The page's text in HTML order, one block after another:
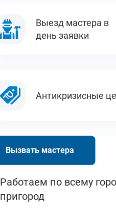
Выезд мастера в
день заявки
Антикризисные
Вызвать мастера
Работаем по всему
пригород